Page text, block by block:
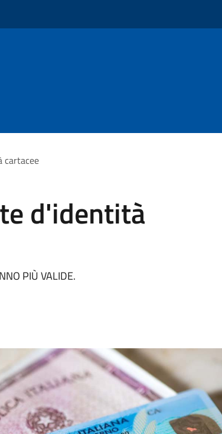
cartacee
d'identità
PIÙ VALIDE.